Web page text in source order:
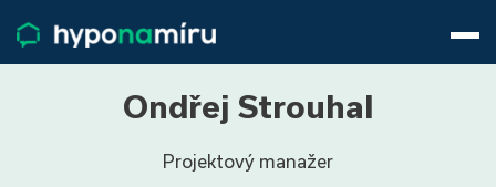
Životní pojištění
Pojištění nemovitosti
Ondřej Strouhal
Projektový manažer